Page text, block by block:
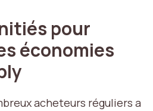
pour
économies
acheteurs réguliers a